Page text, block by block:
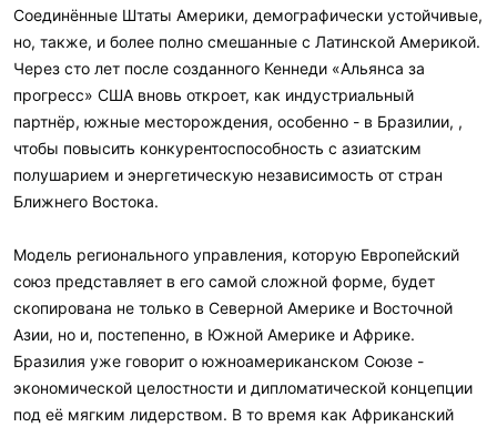
Соединённые Штаты Америки, демографически устойчивые,
но, также, и более полно смешанные с Латинской Америкой.
Через сто лет после созданного Кеннеди «Альянса за
прогресс» США вновь откроет, как индустриальный
партнёр, южные месторождения, особенно - в Бразилии, ,
чтобы повысить конкурентоспособность с азиатским
полушарием и энергетическую независимость от стран
Ближнего Востока.
Модель регионального управления, которую Европейский
союз представляет в его самой сложной форме, будет
скопирована не только в Северной Америке и Восточной
Азии, но и, постепенно, в Южной Америке и Африке.
Бразилия уже говорит о южноамериканском Союзе -
экономической целостности и дипломатической концепции
под её мягким лидерством. В то время как Африканский